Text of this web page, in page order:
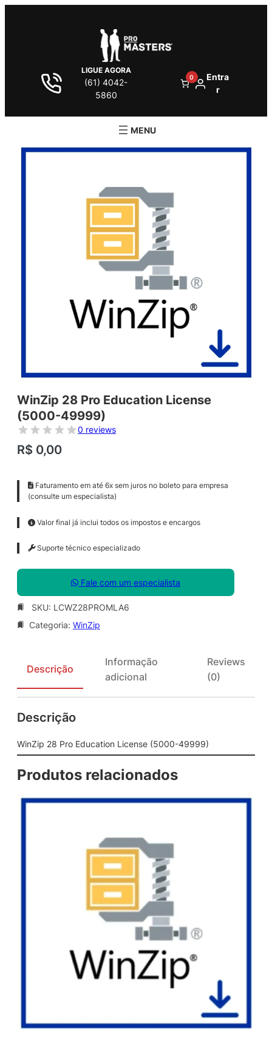
LIGUE AGORA
(61) 4042-
5860
0
Entra
r
WinZip 28 Pro Education License
(5000-49999)
0 reviews
R$ 0,00
Faturamento em até 6x sem juros no boleto para empresa
(consulte um especialista)
Valor final já inclui todos os impostos e encargos
Suporte técnico especializado
Fale com um especialista
SKU: LCWZ28PROMLA6
Categoria: WinZip
Descrição
Informação
adicional
Reviews
(0)
Descrição
WinZip 28 Pro Education License (5000-49999)
Produtos relacionados